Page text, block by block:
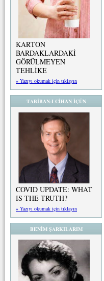
KARTON
BARDAKLARDAKİ
GÖRÜLMEYEN
TEHLİKE
» Yazıyı okumak için tıklayın
TABİBAN-I CİHAN İÇÜN
COVID UPDATE: WHAT
IS THE TRUTH?
» Yazıyı okumak için tıklayın
BENİM ŞARKILARIM